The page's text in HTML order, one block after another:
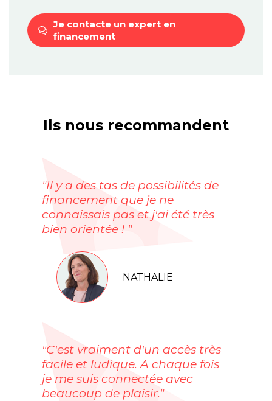
Je contacte un expert en
financement
Ils nous recommandent
"Il y a des tas de possibilités de
financement que je ne
connaissais pas et j'ai été très
bien orientée ! "
NATHALIE
"C'est vraiment d'un accès très
facile et ludique. A chaque fois
je me suis connectée avec
beaucoup de plaisir."